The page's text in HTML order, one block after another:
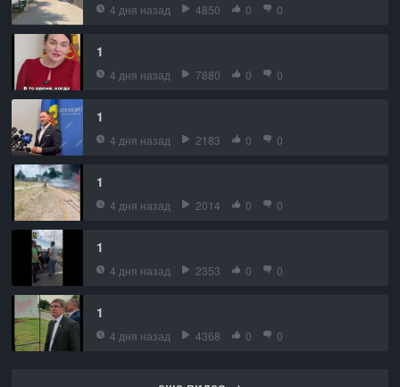
4 дня назад 4850 0 0
1
4 дня назад 7880 0 0
1
4 дня назад 2183 0 0
1
4 дня назад 2014 0 0
1
4 дня назад 2353 0 0
1
4 дня назад 4368 0 0